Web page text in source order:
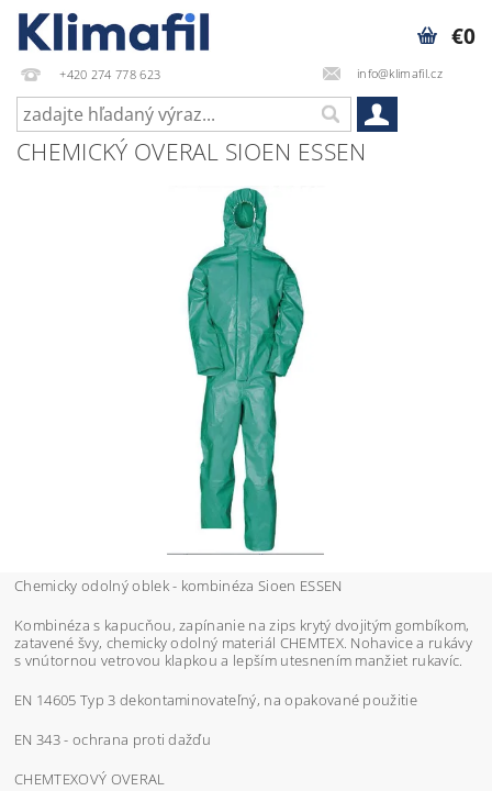
+420 274 778 623 info@klimafil.cz
€0
CHEMICKÝ OVERAL SIOEN ESSEN
Chemicky odolný oblek - kombinéza Sioen ESSEN
Kombinéza s kapucňou, zapínanie na zips krytý dvojitým gombíkom,
zatavené švy, chemicky odolný materiál CHEMTEX. Nohavice a rukávy
s vnútornou vetrovou klapkou a lepším utesnením manžiet rukavíc.
EN 14605 Typ 3 dekontaminovateľný, na opakované použitie
EN 343 - ochrana proti dažďu
CHEMTEXOVÝ OVERAL